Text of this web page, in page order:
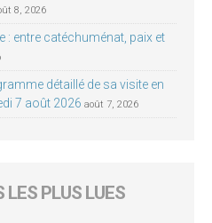
8, 2026
: entre catéchuménat, paix et
détaillé de sa visite en
7 août 2026 août 7, 2026
PLUS LUES